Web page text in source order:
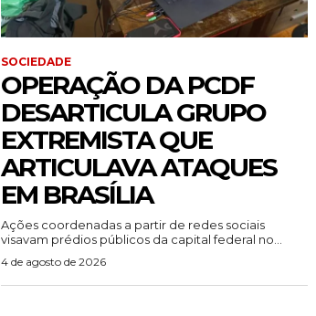
SOCIEDADE
OPERAÇÃO DA PCDF
DESARTICULA GRUPO
EXTREMISTA QUE
ARTICULAVA ATAQUES
EM BRASÍLIA
Ações coordenadas a partir de redes sociais
visavam prédios públicos da capital federal no...
4 de agosto de 2026